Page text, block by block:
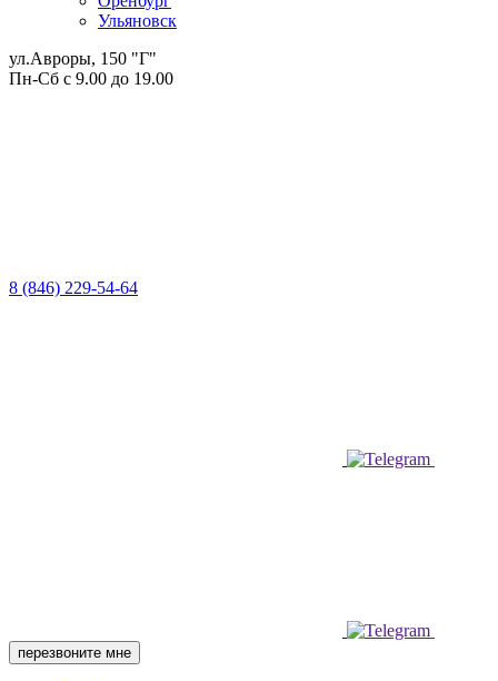
Ульяновск
ул.Авроры, 150 "Г"
Пн-Сб с 9.00 до 19.00
8 (846) 229-54-64
перезвоните мне